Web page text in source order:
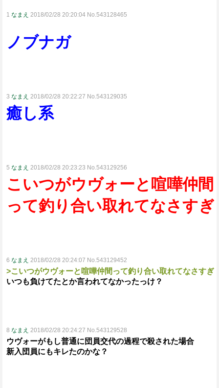
1 なまえ 2018/02/28 20:20:04 No.543128465
ノブナガ
3 なまえ 2018/02/28 20:22:27 No.543129035
癒し系
5 なまえ 2018/02/28 20:23:23 No.543129256
こいつがウヴォーと喧嘩仲間
って釣り合い取れてなさすぎ
6 なまえ 2018/02/28 20:24:07 No.543129452
>こいつがウヴォーと喧嘩仲間って釣り合い取れてなさすぎ
いつも負けてたとか言われてなかったっけ？
8 なまえ 2018/02/28 20:24:27 No.543129528
ウヴォーがもし普通に団員交代の過程で殺された場合
新入団員にもキレたのかな？